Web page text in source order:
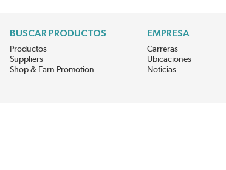
BUSCAR PRODUCTOS
Productos
Suppliers
Shop & Earn Promotion
EMPRESA
Carreras
Ubicaciones
Noticias